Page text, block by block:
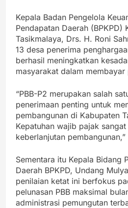
Kepala Badan Pengelola
Pendapatan Daerah (BPKPD)
Tasikmalaya, Drs. H. Roni
13 desa penerima
berhasil meningkatkan
masyarakat dalam membayar
“PBB-P2 merupakan salah
penerimaan penting untuk
pembangunan di Kabupaten
Kepatuhan wajib pajak
keberlanjutan
Sementara itu Kepala Bidang
Daerah BPKPD, Undang
penilaian ketat ini berfokus
pelunasan PBB maksimal
administrasi pemungutan